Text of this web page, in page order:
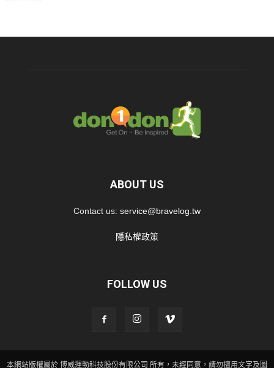
ABOUT US
Contact us: service@bravelog.tw
隱私權政策
FOLLOW US
本網站版權屬於 博威運動科技股份有限公司 所有，未經同意，請勿擅用文字及圖